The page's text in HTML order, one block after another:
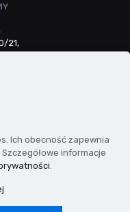
21,
Ich obecność zapewnia
informacje
.